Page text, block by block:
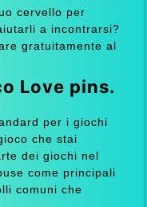
cervello per
a incontrarsi?
gratuitamente al
Love pins.
per i giochi
che stai
dei giochi nel
come principali
comuni che